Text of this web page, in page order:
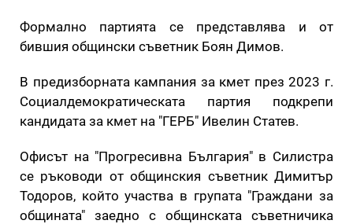
Формално партията се представлява и от
бившия общински съветник Боян Димов.
В предизборната кампания за кмет през 2023 г.
Социалдемократическата партия подкрепи
кандидата за кмет на "ГЕРБ" Ивелин Статев.
Офисът на "Прогресивна България" в Силистра
се ръководи от общинския съветник Димитър
Тодоров, който участва в групата "Граждани за
общината" заедно с общинската съветничика